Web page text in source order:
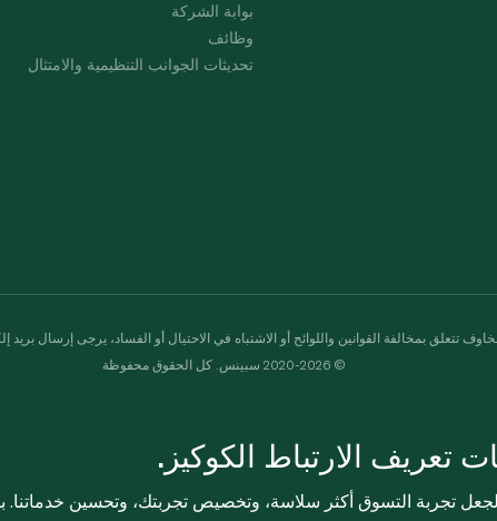
بوابة الشركة
وظائف
تحديثات الجوانب التنظيمية والامتثال
تتعلق بمخالفة القوانين واللوائح أو الاشتباه في الاحتيال أو الفساد، يرجى إرسال بريد
© 2020-2026 سبينس. كل الحقوق محفوظة
تعريف الارتباط الكوكيز.
تجربة التسوق أكثر سلاسة، وتخصيص تجربتك، وتحسين